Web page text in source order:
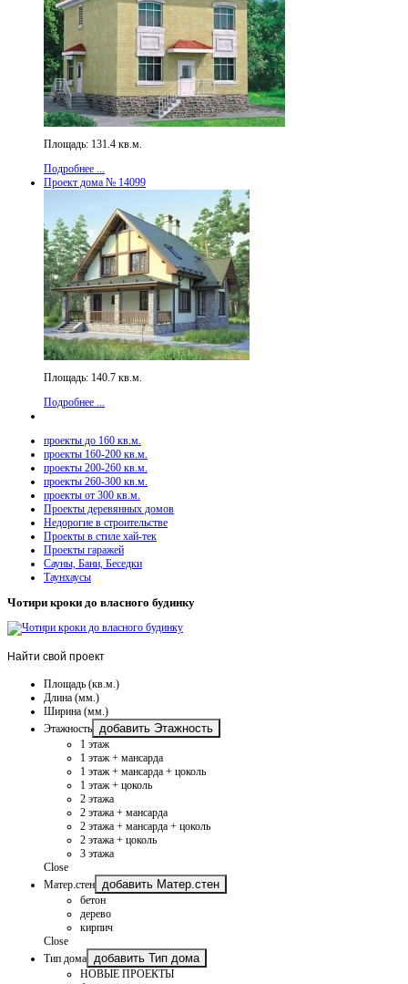
Площадь: 131.4 кв.м.
Подробнее ...
Проект дома № 14099
Площадь: 140.7 кв.м.
Подробнее ...
проекты до 160 кв.м.
проекты 160-200 кв.м.
проекты 200-260 кв.м.
проекты 260-300 кв.м.
проекты от 300 кв.м.
Проекты деревянных домов
Недорогие в строительстве
Проекты в стиле хай-тек
Проекты гаражей
Сауны, Бани, Беседки
Таунхаусы
Чотири кроки до власного будинку
Найти свой проект
Площадь (кв.м.)
Длина (мм.)
Ширина (мм.)
Этажность
добавить Этажность
1 этаж
1 этаж + мансарда
1 этаж + мансарда + цоколь
1 этаж + цоколь
2 этажа
2 этажа + мансарда
2 этажа + мансарда + цоколь
2 этажа + цоколь
3 этажа
Close
Матер.стен
добавить Матер.стен
бетон
дерево
кирпич
Close
Тип дома
добавить Тип дома
НОВЫЕ ПРОЕКТЫ